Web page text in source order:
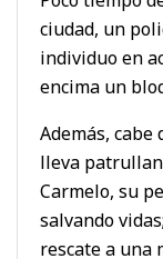
ciudad, un
individuo en
encima un
Además,
lleva
Carmelo, su
salvando
rescate a una